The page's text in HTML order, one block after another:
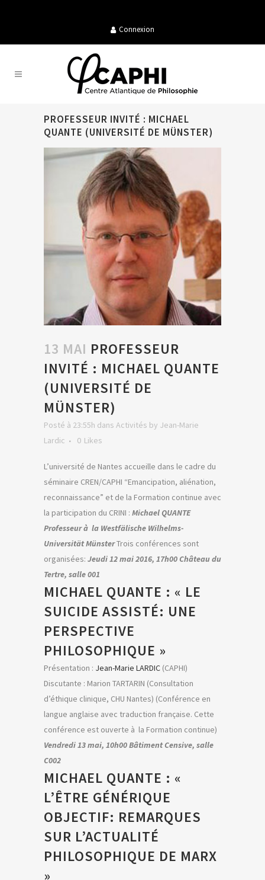
Connexion
PROFESSEUR INVITÉ : MICHAEL
QUANTE (UNIVERSITÉ DE MÜNSTER)
13 MAI PROFESSEUR
INVITÉ : MICHAEL QUANTE
(UNIVERSITÉ DE
MÜNSTER)
Posté à 23:55h dans Activités by Jean-Marie
Lardic
0 Likes
L’université de Nantes accueille dans le cadre du
séminaire CREN/CAPHI “Emancipation, aliénation,
reconnaissance” et de la Formation continue avec
la participation du CRINI : Michael QUANTE
Professeur à la Westfälische Wilhelms-
Universität MünsterTrois conférences sont
organisées: Jeudi 12 mai 2016, 17h00 Château du
Tertre, salle 001
MICHAEL QUANTE : « LE
SUICIDE ASSISTÉ: UNE
PERSPECTIVE
PHILOSOPHIQUE »
Présentation : Jean-Marie LARDIC (CAPHI)
Discutante : Marion TARTARIN (Consultation
d’éthique clinique, CHU Nantes) (Conférence en
langue anglaise avec traduction française. Cette
conférence est ouverte à la Formation continue)
Vendredi 13 mai, 10h00 Bâtiment Censive, salle
C002
MICHAEL QUANTE : «
L’ÊTRE GÉNÉRIQUE
OBJECTIF: REMARQUES
SUR L’ACTUALITÉ
PHILOSOPHIQUE DE MARX
»